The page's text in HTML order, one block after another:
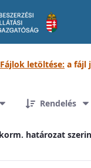
Fájlok letöltése: a fájl
Rendelés